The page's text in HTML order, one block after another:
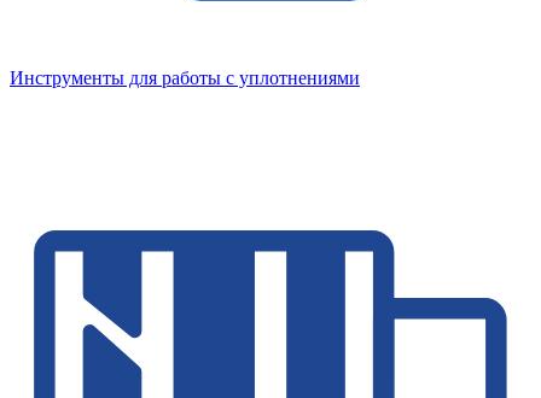
Инструменты для работы с уплотнениями